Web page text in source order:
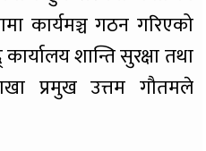
कार्यमञ्च गठन गरिएको
शान्ति सुरक्षा तथा
प्रमुख उत्तम गौतमले